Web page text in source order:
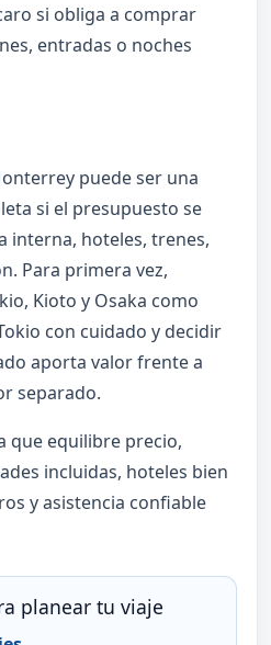
si obliga a comprar
entradas o noches
puede ser una
si el presupuesto se
interna, hoteles, trenes,
Para primera vez,
Kioto y Osaka como
con cuidado y decidir
aporta valor frente a
separado.
que equilibre precio,
incluidas, hoteles bien
y asistencia confiable
planear tu viaje